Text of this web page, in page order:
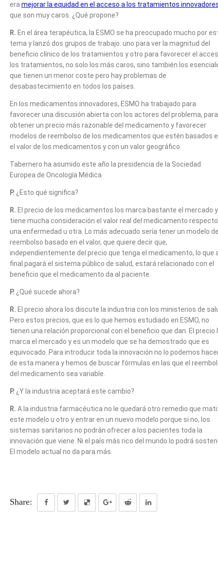
era mejorar la equidad en el acceso a los tratamientos
que son muy caros. ¿Qué propone?
R. En el área terapéutica, la ESMO se ha preocupado mucho por
tema y lanzó dos grupos de trabajo: uno para ver la magnitud del
beneficio clínico de los tratamientos y otro para favorecer el
los tratamientos, no solo los más caros, sino también los
que tienen un menor coste pero hay problemas de
desabastecimiento en todos los países.
En los medicamentos innovadores, ESMO ha trabajado para
favorecer una discusión abierta con los actores del problema, para
obtener un precio más razonable del medicamento y favorecer
modelos de reembolso de los medicamentos que estén basados
el valor de los medicamentos y con un valor geográfico.
Tabernero ha asumido este año la presidencia de la Sociedad
Europea de Oncología Médica
P. ¿Esto qué significa?
R. El precio de los medicamentos los marca bastante el mercado
tiene mucha consideración el valor real del medicamento
una enfermedad u otra. Lo más adecuado sería tener un modelo
reembolso basado en el valor, que quiere decir que,
independientemente del precio que tenga el medicamento, lo que
final pagará el sistema público de salud, estará relacionado con el
beneficio que el medicamento da al paciente.
P. ¿Qué sucede ahora?
R. El precio ahora los discute la industria con los ministerios de
Pero estos precios, que es lo que hemos estudiado en ESMO, no
tienen una relación proporcional con el beneficio que dan. El precio
marca el mercado y es un modelo que se ha demostrado que es
equivocado. Para introducir toda la innovación no lo podemos
de esta manera y hemos de buscar fórmulas en las que el
del medicamento sea variable.
P. ¿Y la industria aceptará este cambio?
R. A la industria farmacéutica no le quedará otro remedio que
este modelo u otro y entrar en un nuevo modelo porque si no, los
sistemas sanitarios no podrán ofrecer a los pacientes toda la
innovación que viene. Ni el país más rico del mundo lo podrá
El modelo actual no da para más.
Share: